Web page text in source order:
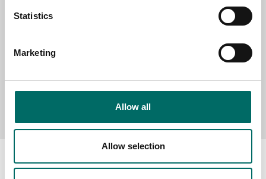
Statistics
Marketing
Allow all
Allow selection